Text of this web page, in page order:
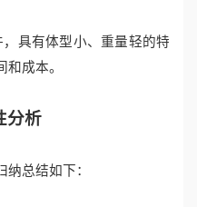
，具有体型小、重量轻的特
成本。
分析
总结如下：